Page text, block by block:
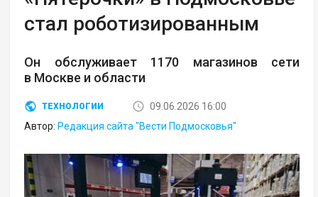
стал роботизированным
Он обслуживает 1170 магазинов сети
в Москве и области
ТЕХНОЛОГИИ
09.06.2026 16:00
Автор: Редакция сайта "Вести Подмосковья"